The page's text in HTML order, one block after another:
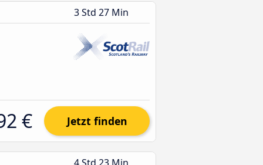
3 Std 27 Min
€ Jetzt finden
4 Std 23 Min